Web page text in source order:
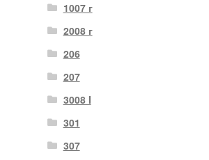
1007 г
2008 г
206
207
3008 I
301
307